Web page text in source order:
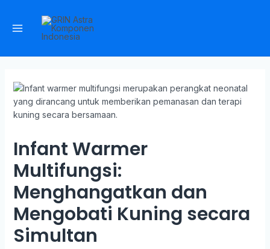
Infant Warmer
Multifungsi:
Menghangatkan dan
Mengobati Kuning secara
Simultan